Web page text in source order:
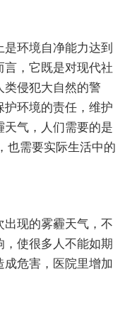
环境自净能力达到
言，它既是对现代社
类侵犯大自然的警
环境的责任，维护
气，人们需要的是
也需要实际生活中的
现的雾霾天气，不
使很多人不能如期
成危害，医院里增加